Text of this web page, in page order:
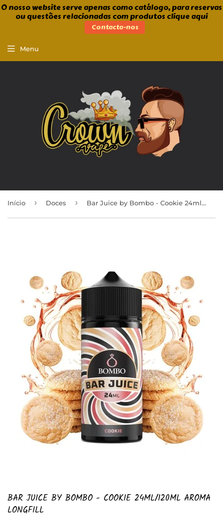
O nosso website serve apenas como catálogo, para reservas
ou questões relacionadas com produtos clique aqui
Contacta-nos
Menu
Início › Doces › Bar Juice by Bombo - Cookie 24ml/120ml Aroma Longfill
BAR JUICE BY BOMBO - COOKIE 24ML/120ML AROMA
LONGFILL